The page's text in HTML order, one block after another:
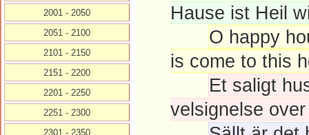
Hause ist Heil
O happy
is come to this
Et saligt
velsignelse
2001 - 2050
2051 - 2100
2101 - 2150
2151 - 2200
2201 - 2250
2251 - 2300
2301 - 2350